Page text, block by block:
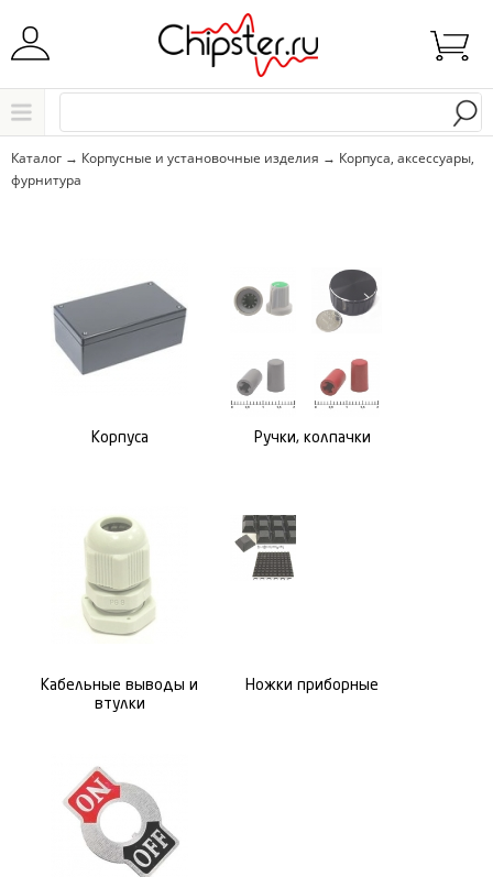
Начните водить название города..
Выбрать
Каталог → Корпусные и установочные изделия → Корпуса, аксессуары,
фурнитура
Корпуса Ручки, колпачки
Кабельные выводы и
втулки
Ножки приборные